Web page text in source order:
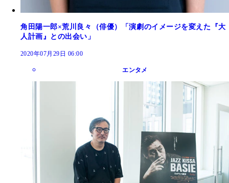
角田陽一郎×荒川良々（俳優）「演劇のイメージを変えた『大
人計画』との出会い」
2020年07月29日 06:00
エンタメ